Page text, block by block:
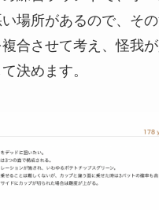
場所があるので、そ
合させて考え、怪我
決めます。